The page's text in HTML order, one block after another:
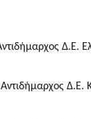
Δ.Ε.
Δ.Ε.